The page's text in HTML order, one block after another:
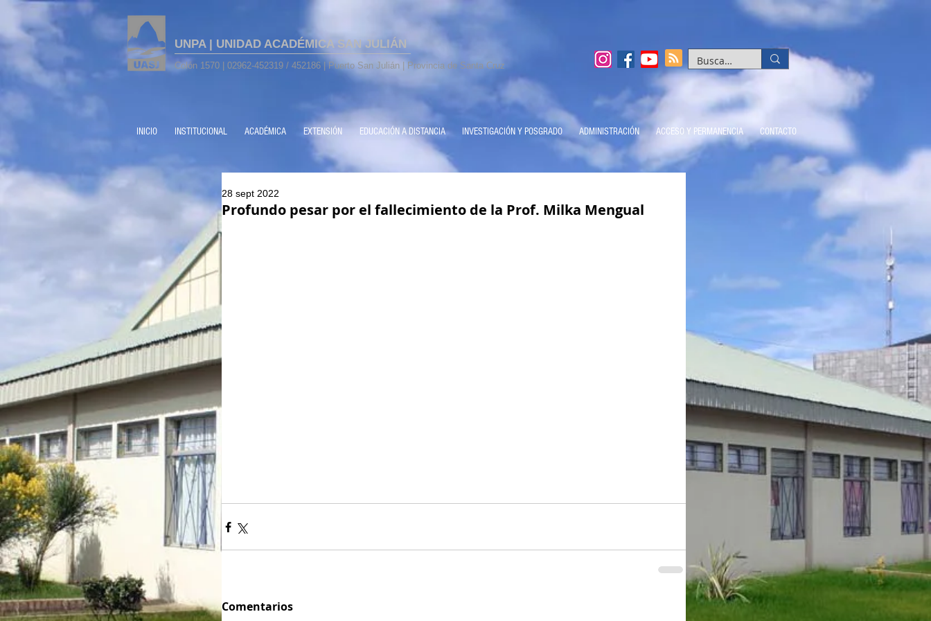
UNPA | UNIDAD ACADÉMICA SAN JULIÁN
Colón 1570 | 02962-452319 / 452186 | Puerto San Julián | Provincia de Santa Cruz
INICIO INSTITUCIONAL ACADÉMICA EXTENSIÓN EDUCACIÓN A DISTANCIA INVESTIGACIÓN Y POSGRADO ADMINISTRACIÓN ACCESO Y PERMANENCIA CONTACTO
Profundo pesar por el fallecimiento de la Prof. Milka Mengual
28 sept 2022
Comentarios